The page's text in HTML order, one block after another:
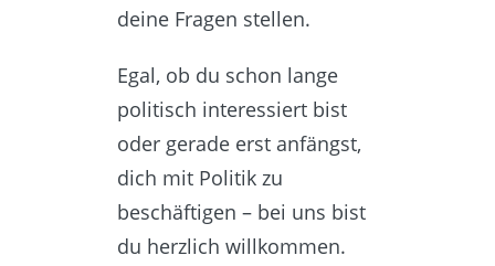
deine Fragen stellen.
Egal, ob du schon lange
politisch interessiert bist
oder gerade erst anfängst,
dich mit Politik zu
beschäftigen – bei uns bist
du herzlich willkommen.